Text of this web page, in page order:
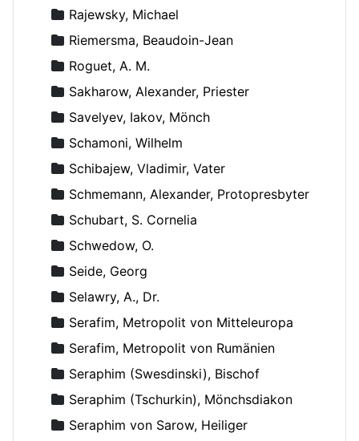
Rajewsky, Michael
Riemersma, Beaudoin-Jean
Roguet, A. M.
Sakharow, Alexander, Priester
Savelyev, Iakov, Mönch
Schamoni, Wilhelm
Schibajew, Vladimir, Vater
Schmemann, Alexander, Protopresbyter
Schubart, S. Cornelia
Schwedow, O.
Seide, Georg
Selawry, A., Dr.
Serafim, Metropolit von Mitteleuropa
Serafim, Metropolit von Rumänien
Seraphim (Swesdinski), Bischof
Seraphim (Tschurkin), Mönchsdiakon
Seraphim von Sarow, Heiliger